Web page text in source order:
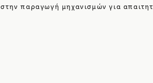
στην παραγωγή μηχανισμών για